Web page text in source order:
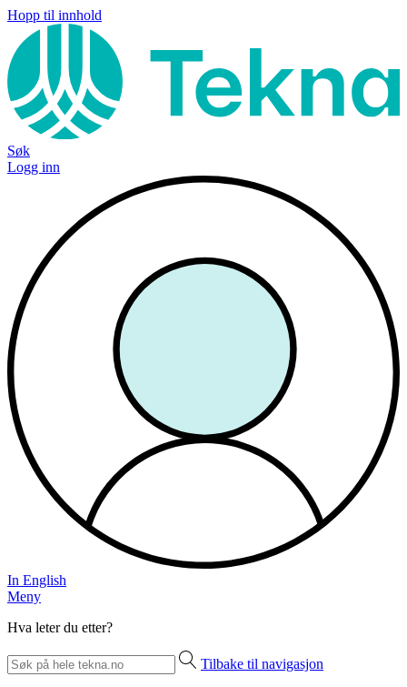
Hopp til innhold
Søk
Logg inn
In English
Meny
Hva leter du etter?
Tilbake til navigasjon